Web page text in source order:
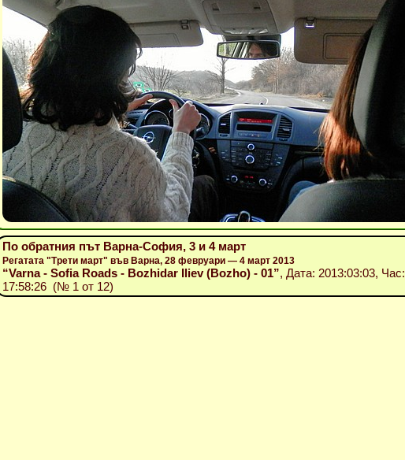
По обратния път Варна-София, 3 и 4 март
Регатата "Трети март" във Варна, 28 февруари — 4 март 2013
“Varna - Sofia Roads - Bozhidar Iliev (Bozho) - 01”, Дата: 2013:03:03, Час:
17:58:26 (№ 1 от 12)